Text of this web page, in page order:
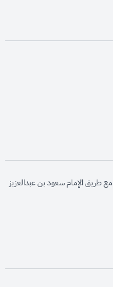
opens in new
مع طريق الإمام سعود بن عبدالعزيز